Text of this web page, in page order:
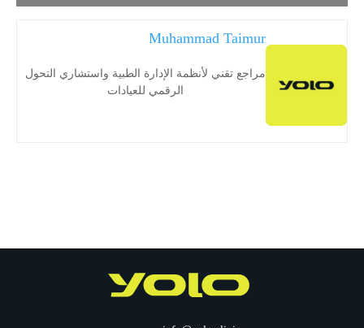
Muhammad Taimur
مراجع تقني لأنظمة الإدارة الطبية واستشاري التحول
الرقمي للعيادات